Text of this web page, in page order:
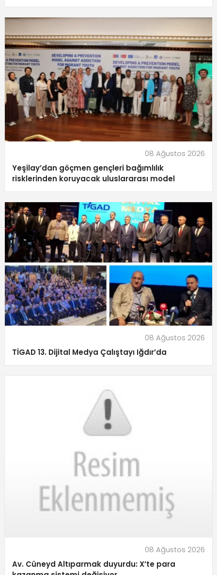
08 Ağustos 2026
Yeşilay’dan göçmen gençleri bağımlılık
risklerinden koruyacak uluslararası model
08 Ağustos 2026
TİGAD 13. Dijital Medya Çalıştayı Iğdır’da
08 Ağustos 2026
Av. Cüneyd Altıparmak duyurdu: X’te para